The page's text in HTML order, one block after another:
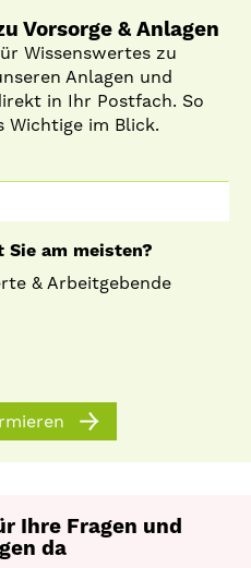
Vorsorge & Anlagen
Wissenswertes zu
Anlagen und
in Ihr Postfach. So
Wichtige im Blick.
am meisten?
& Arbeitgebende
Ihre Fragen und
da